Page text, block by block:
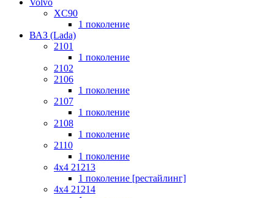
Volvo
XC90
1 поколение
ВАЗ (Lada)
2101
1 поколение
2102
2106
1 поколение
2107
1 поколение
2108
1 поколение
2110
1 поколение
4x4 21213
1 поколение [рестайлинг]
4x4 21214